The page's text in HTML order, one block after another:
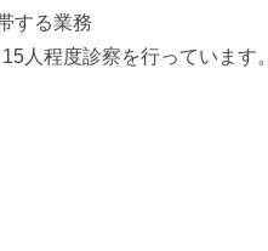
する業務
人程度診察を行っています。